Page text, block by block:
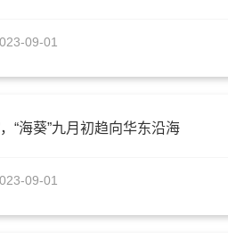
09-01
“海葵”九月初趋向华东沿海
09-01